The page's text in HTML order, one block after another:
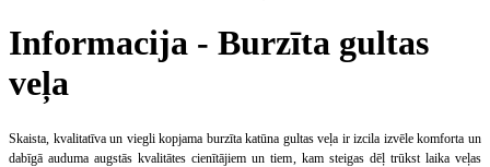
Informacija - Burzīta gultas
veļa
Skaista, kvalitatīva un viegli kopjama burzīta katūna gultas veļa ir izcila izvēle komforta un
dabīgā auduma augstās kvalitātes cienītājiem un tiem, kam steigas dēļ trūkst laika veļas